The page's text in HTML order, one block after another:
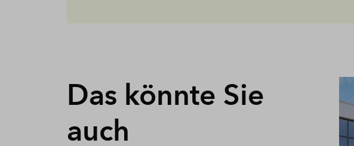
Das könnte Sie
auch